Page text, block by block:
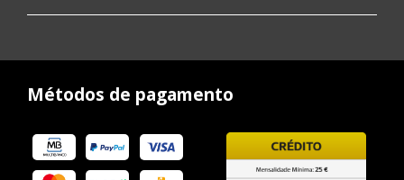
Métodos de pagamento